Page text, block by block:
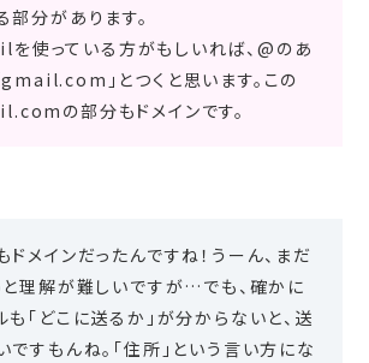
部分があります。
使っている方がもしいれば、@のあ
gmail.com」とつくと思います。この
の部分もドメインです。
ドメインだったんですね！うーん、まだ
と理解が難しいですが…でも、確かに
も「どこに送るか」が分からないと、送
ですもんね。「住所」という言い方にな